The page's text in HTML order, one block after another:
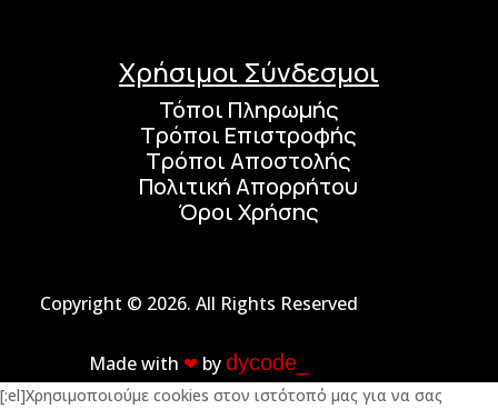
Χρήσιμοι Σύνδεσμοι
Τόποι Πληρωμής
Τρόποι Επιστροφής
Τρόποι Αποστολής
Πολιτική Απορρήτου
Όροι Χρήσης
Copyright © 2026. All Rights Reserved
Made with ❤︎ bydycode_
[:el]Χρησιμοποιούμε cookies στον ιστότοπό μας για να σας